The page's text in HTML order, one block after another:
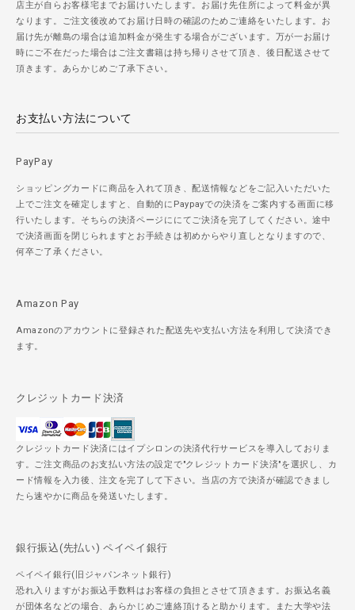
店主が自らお客様宅までお届けいたします。お届け先住所によって料金が異
なります。ご注文後改めてお届け日時の確認のためご連絡をいたします。お
届け先が離島の場合は追加料金が発生する場合がございます。万が一お届け
時にご不在だった場合はご注文書籍は持ち帰りさせて頂き、後日配送させて
頂きます。あらかじめご了承下さい。
お支払い方法について
PayPay
ショッピングカードに商品を入れて頂き、配送情報などをご記入いただいた
上でご注文を確定しますと、自動的にPaypayでの決済をご案内する画面に移
行いたします。そちらの決済ページににてご決済を完了してください。途中
で決済画面を閉じられますとお手続きは初めからやり直しとなりますので、
何卒ご了承ください。
Amazon Pay
Amazonのアカウントに登録された配送先や支払い方法を利用して決済でき
ます。
クレジットカード決済
クレジットカード決済にはイプシロンの決済代行サービスを導入しておりま
す。ご注文商品のお支払い方法の設定で"クレジットカード決済"を選択し、カ
ード情報を入力後、注文を完了して下さい。当店の方で決済が確認できまし
たら速やかに商品を発送いたします。
銀行振込(先払い) ペイペイ銀行
ペイペイ銀行(旧ジャパンネット銀行)
恐れ入りますがお振込手数料はお客様の負担とさせて頂きます。お振込名義
が団体名などの場合、あらかじめご連絡頂けると助かります。また大学や法